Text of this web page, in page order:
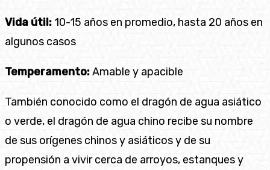
Vida útil: 10-15 años en promedio, hasta 20 años en
algunos casos
Temperamento:Amable y apacible
También conocido como el dragón de agua asiático
o verde, el dragón de agua chino recibe su nombre
de sus orígenes chinos y asiáticos y de su
propensión a vivir cerca de arroyos, estanques y